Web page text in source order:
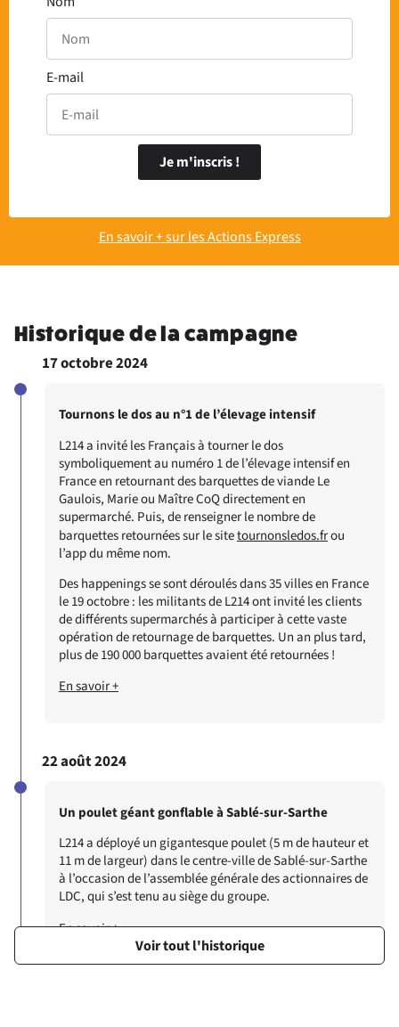
E-mail
Je m'inscris !
En savoir + sur les Actions Express
Historique de la campagne
17 octobre 2024
Tournons le dos au n°1 de l’élevage intensif
L214 a invité les Français à tourner le dos
symboliquement au numéro 1 de l’élevage intensif en
France en retournant des barquettes de viande Le
Gaulois, Marie ou Maître CoQ directement en
supermarché. Puis, de renseigner le nombre de
barquettes retournées sur le sitetournonsledos.frou
l’app du même nom.
Des happenings se sont déroulés dans 35 villes en France
le 19 octobre : les militants de L214 ont invité les clients
de différents supermarchés à participer à cette vaste
opération de retournage de barquettes. Un an plus tard,
plus de 190 000 barquettes avaient été retournées !
En savoir +
22 août 2024
Un poulet géant gonflable à Sablé-sur-Sarthe
L214 a déployé un gigantesque poulet (5 m de hauteur et
11 m de largeur) dans le centre-ville de Sablé-sur-Sarthe
à l’occasion de l’assemblée générale des actionnaires de
LDC, qui s’est tenu au siège du groupe.
En savoir +
Voir tout l'historique